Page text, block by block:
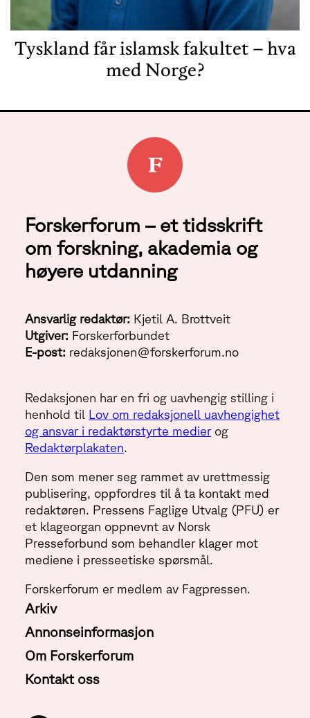
Tyskland får islamsk fakultet – hva
med Norge?
Forskerforum – et tidsskrift
om forskning, akademia og
høyere utdanning
Ansvarlig redaktør: Kjetil A. Brottveit
Utgiver: Forskerforbundet
E-post: redaksjonen@forskerforum.no
Redaksjonen har en fri og uavhengig stilling i
henhold til Lov om redaksjonell uavhengighet
og ansvar i redaktørstyrte medierog
Redaktørplakaten.
Den som mener seg rammet av urettmessig
publisering, oppfordres til å ta kontakt med
redaktøren. Pressens Faglige Utvalg (PFU) er
et klageorgan oppnevnt av Norsk
Presseforbund som behandler klager mot
mediene i presseetiske spørsmål.
Forskerforum er medlem av Fagpressen.
Arkiv
Annonseinformasjon
Om Forskerforum
Kontakt oss